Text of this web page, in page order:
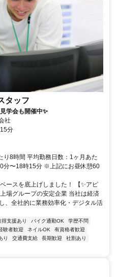
タッフ
学会も開催中✨
社
分
り8時間 平均勤務日数：1ヶ月あた
分〜18時15分 ※上記にお昼休憩60
ースを底上げしました！ 【✨アピ
場グループの安定企業 当社は経済
、全社的に業務効率化・デジタル活
得支援あり バイク通勤OK
学歴不問
験者歓迎 ネイルOK
有資格者歓迎
り 交通費支給 長期歓迎
社割あり